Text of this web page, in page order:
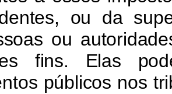
ou da
ou
fins. Elas
públicos nos